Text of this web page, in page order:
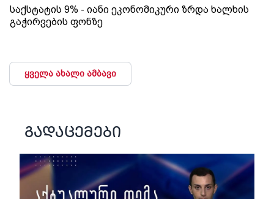
საქსტატის 9% - იანი ეკონომიკური ზრდა ხალხის
გაჭირვების ფონზე
ყველა ახალი ამბავი
გადაცემები